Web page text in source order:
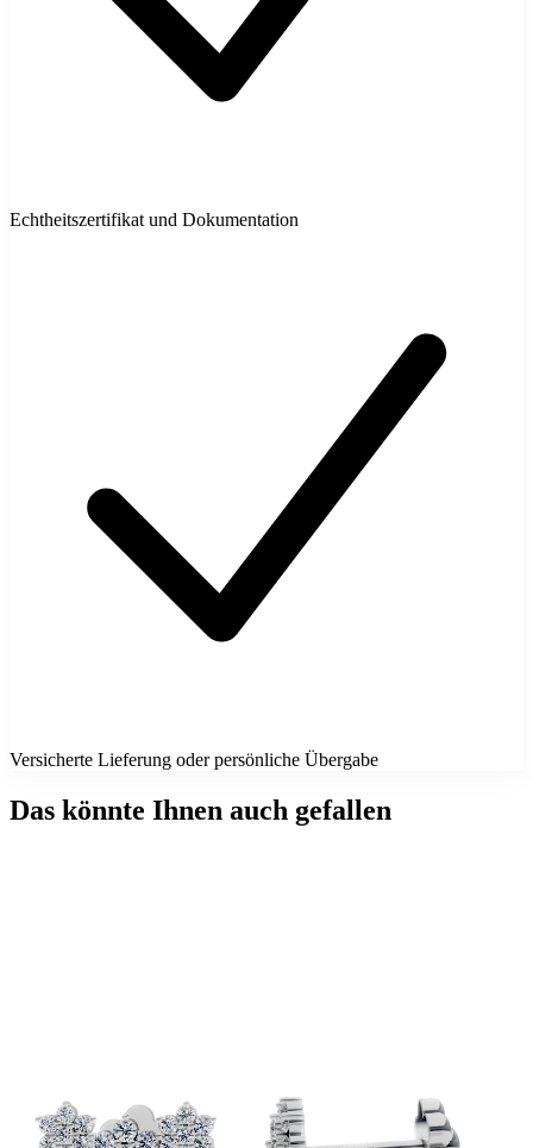
Echtheitszertifikat und Dokumentation
Versicherte Lieferung oder persönliche Übergabe
Das könnte Ihnen auch gefallen